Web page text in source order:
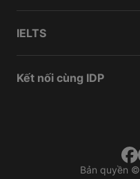
IELTS
Kết nối cùng IDP
Bản quyền ©